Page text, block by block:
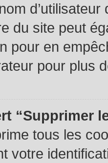
du site peut
pour en
pour plus
“Supprimer
tous les
votre